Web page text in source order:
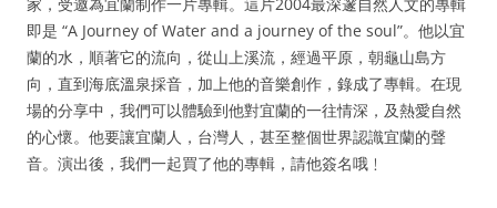
即是 “A Journey of Water and a journey of the soul”。他以宜
蘭的水，順著它的流向，從山上溪流，經過平原，朝龜山島方
向，直到海底溫泉採音，加上他的音樂創作，錄成了專輯。在現
場的分享中，我們可以體驗到他對宜蘭的一往情深，及熱愛自然
的心懷。他要讓宜蘭人，台灣人，甚至整個世界認識宜蘭的聲
音。演出後，我們一起買了他的專輯，請他簽名哦﹗